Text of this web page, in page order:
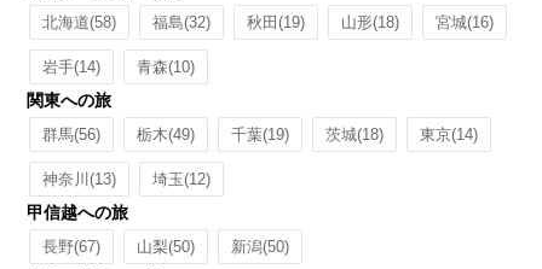
北海道(58) 福島(32) 秋田(19) 山形(18) 宮城(16)
岩手(14) 青森(10)
関東への旅
群馬(56) 栃木(49) 千葉(19) 茨城(18) 東京(14)
神奈川(13) 埼玉(12)
甲信越への旅
長野(67) 山梨(50) 新潟(50)